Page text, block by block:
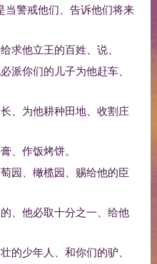
当警戒他们 告诉他们将来
给求他立王的百姓 说、
必派你们的 儿子为他赶车、
为他耕种田地、 收割 庄
、 作饭烤饼。
园 橄榄园 赐给他的臣
的 他必取十分之一 给他
的少年人 和你们的驴